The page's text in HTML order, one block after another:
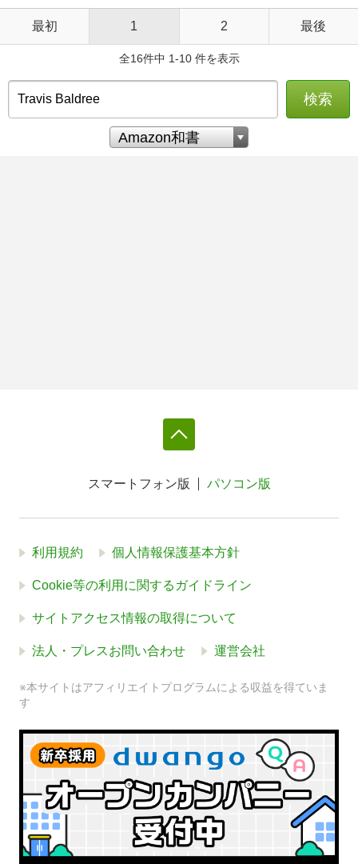
最初 1 2 最後
全16件中 1-10 件を表示
検索
スマートフォン版 パソコン版
利用規約 個人情報保護基本方針
Cookie等の利用に関するガイドライン
サイトアクセス情報の取得について
法人・プレスお問い合わせ 運営会社
※本サイトはアフィリエイトプログラムによる収益を得ていま
す